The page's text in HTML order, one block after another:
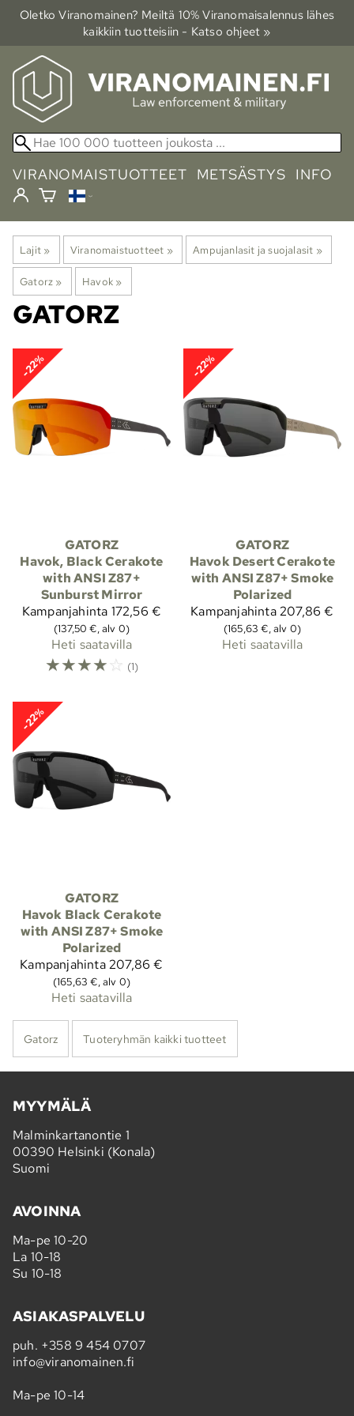
Oletko Viranomainen? Meiltä 10% Viranomais­alennus lähes
kaikkiin tuotteisiin - Katso ohjeet »
VIRANOMAISTUOTTEET METSÄSTYS INFO
Lajit ‪» Viranomaistuotteet ‪» Ampujanlasit ja suojalasit ‪»
Gatorz ‪» Havok ‪»
GATORZ
-22%
GATORZ
Havok, Black Cerakote
with ANSI Z87+
Sunburst Mirror
Kampanjahinta 172,56 €
(137,50 €, alv 0)
Heti saatavilla
☆☆☆☆☆ (1)
-22%
GATORZ
Havok Desert Cerakote
with ANSI Z87+ Smoke
Polarized
Kampanjahinta207,86 €
(165,63 €, alv 0)
Heti saatavilla
-22%
GATORZ
Havok Black Cerakote
with ANSI Z87+ Smoke
Polarized
Kampanjahinta207,86 €
(165,63 €, alv 0)
Heti saatavilla
Gatorz Tuoteryhmän kaikki tuotteet
MYYMÄLÄ
Malminkartanontie 1
00390 Helsinki (Konala)
Suomi
AVOINNA
Ma-pe 10-20
La 10-18
Su 10-18
ASIAKASPALVELU
puh. +358 9 454 0707
info@viranomainen.fi
Ma-pe 10-14